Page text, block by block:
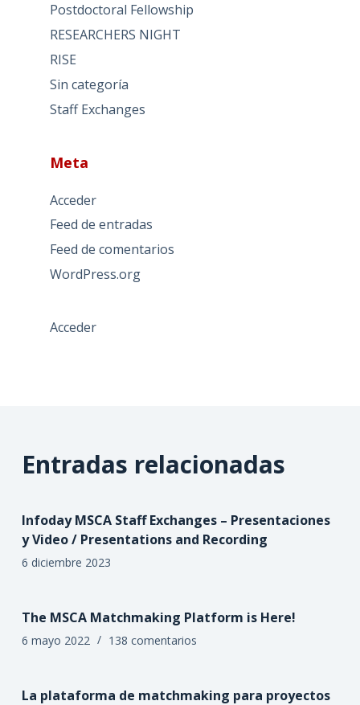
Postdoctoral Fellowship
RESEARCHERS NIGHT
RISE
Sin categoría
Staff Exchanges
Meta
Acceder
Feed de entradas
Feed de comentarios
WordPress.org
Acceder
Entradas relacionadas
Infoday MSCA Staff Exchanges – Presentaciones
y Video / Presentations and Recording
6 diciembre 2023
The MSCA Matchmaking Platform is Here!
6 mayo 2022 138 comentarios
La plataforma de matchmaking para proyectos